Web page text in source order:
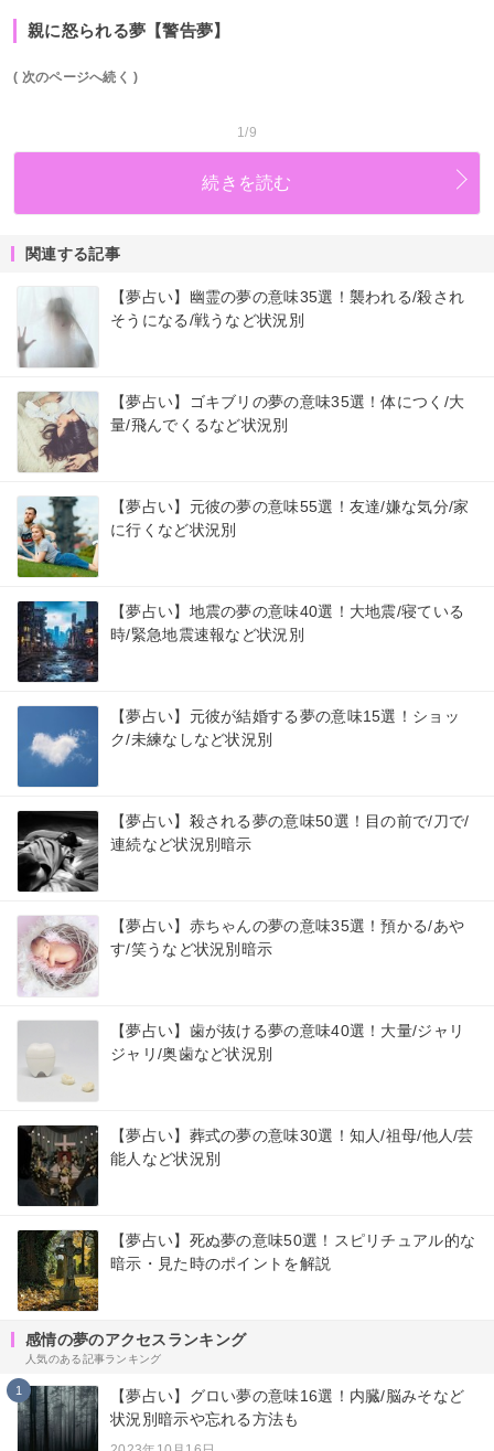
親に怒られる夢【警告夢】
( 次のページへ続く )
1/9
続きを読む
関連する記事
【夢占い】幽霊の夢の意味35選！襲われる/殺され
そうになる/戦うなど状況別
【夢占い】ゴキブリの夢の意味35選！体につく/大
量/飛んでくるなど状況別
【夢占い】元彼の夢の意味55選！友達/嫌な気分/家
に行くなど状況別
【夢占い】地震の夢の意味40選！大地震/寝ている
時/緊急地震速報など状況別
【夢占い】元彼が結婚する夢の意味15選！ショッ
ク/未練なしなど状況別
【夢占い】殺される夢の意味50選！目の前で/刀で/
連続など状況別暗示
【夢占い】赤ちゃんの夢の意味35選！預かる/あや
す/笑うなど状況別暗示
【夢占い】歯が抜ける夢の意味40選！大量/ジャリ
ジャリ/奥歯など状況別
【夢占い】葬式の夢の意味30選！知人/祖母/他人/芸
能人など状況別
【夢占い】死ぬ夢の意味50選！スピリチュアル的な
暗示・見た時のポイントを解説
感情の夢のアクセスランキング
人気のある記事ランキング
1
【夢占い】グロい夢の意味16選！内臓/脳みそなど
状況別暗示や忘れる方法も